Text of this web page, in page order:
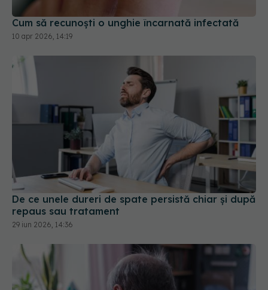
Cum să recunoști o unghie încarnată infectată
10 apr 2026, 14:19
De ce unele dureri de spate persistă chiar și după
repaus sau tratament
29 iun 2026, 14:36